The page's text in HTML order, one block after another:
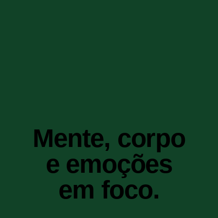
Mente, corpo
e emoções
em foco.